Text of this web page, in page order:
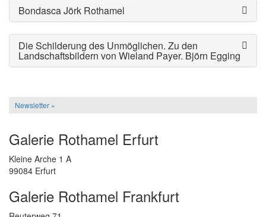
BondascaJörk Rothamel
Die Schilderung des Unmöglichen. Zu den
Landschaftsbildern von Wieland Payer. Björn Egging
Newsletter »
Galerie Rothamel Erfurt
Kleine Arche 1 A
99084 Erfurt
Galerie Rothamel Frankfurt